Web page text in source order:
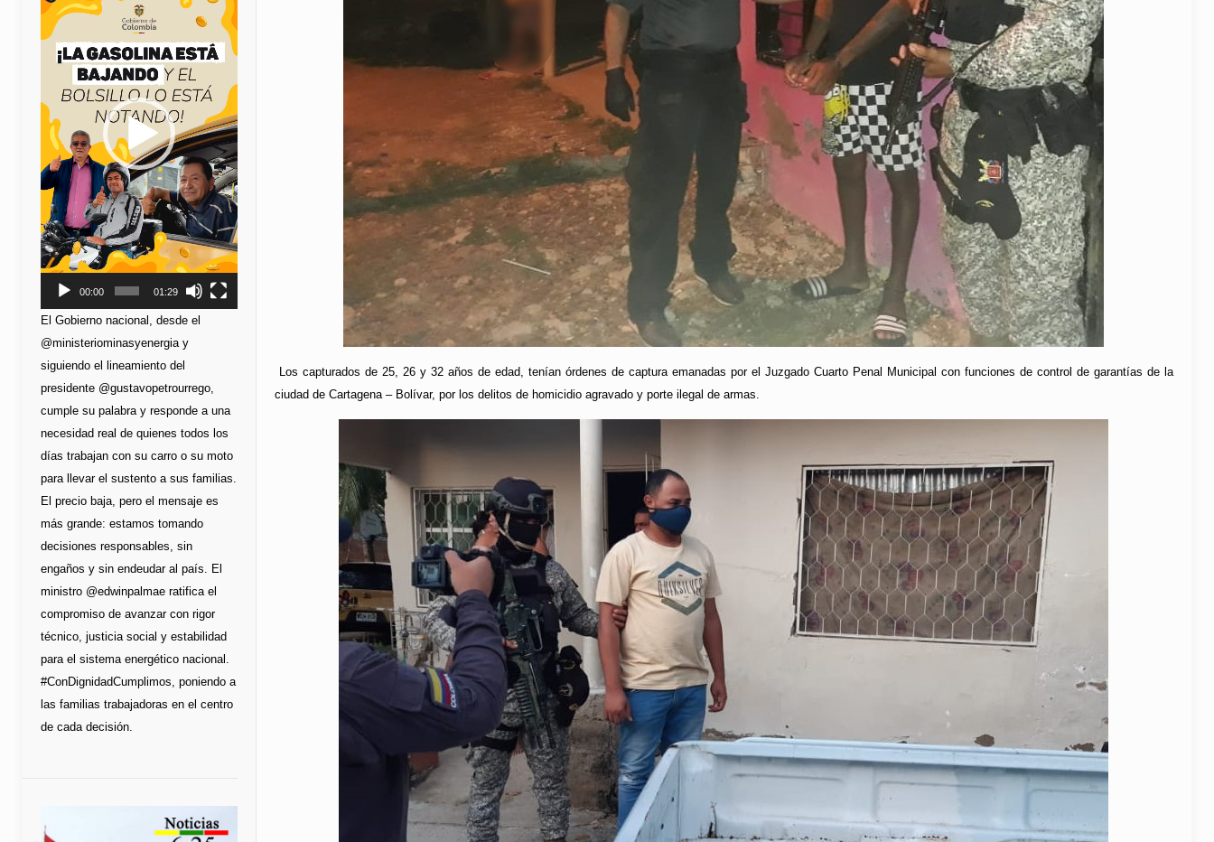
Los capturados de 25, 26 y 32 años de edad, tenían órdenes de captura emanadas por el Juzgado Cuarto Penal Municipal con funciones de control de garantías de la
ciudad de Cartagena – Bolívar, por los delitos de homicidio agravado y porte ilegal de armas.
vídeo
00:00 01:29
El Gobierno nacional, desde el
@ministeriominasyenergia y
siguiendo el lineamiento del
presidente @gustavopetrourrego,
cumple su palabra y responde a una
necesidad real de quienes todos los
días trabajan con su carro o su moto
para llevar el sustento a sus familias.
El precio baja, pero el mensaje es
más grande: estamos tomando
decisiones responsables, sin
engaños y sin endeudar al país. El
ministro @edwinpalmae ratifica el
compromiso de avanzar con rigor
técnico, justicia social y estabilidad
para el sistema energético nacional.
#ConDignidadCumplimos, poniendo a
las familias trabajadoras en el centro
de cada decisión.